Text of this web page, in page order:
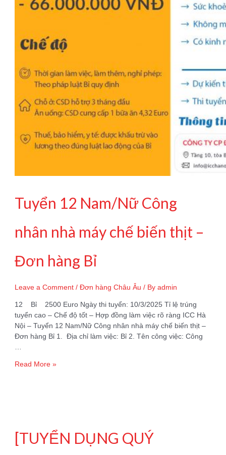
Tuyển 12 Nam/Nữ Công
nhân nhà máy chế biến thịt –
Đơn hàng Bỉ
Leave a Comment /Đơn hàng Châu Âu / Byadmin
12 Bỉ 2500 Euro Ngày thi tuyển: 10/3/2025 Tỉ lệ trúng
tuyển cao – Chế độ tốt – Hợp đồng làm việc rõ ràng ICC Hà
Nội – Tuyển 12 Nam/Nữ Công nhân nhà máy chế biến thịt –
Đơn hàng Bỉ 1. Địa chỉ làm việc: Bỉ 2. Tên công việc: Công
Tuyển
Read More »
[TUYỂN DỤNG QUÝ